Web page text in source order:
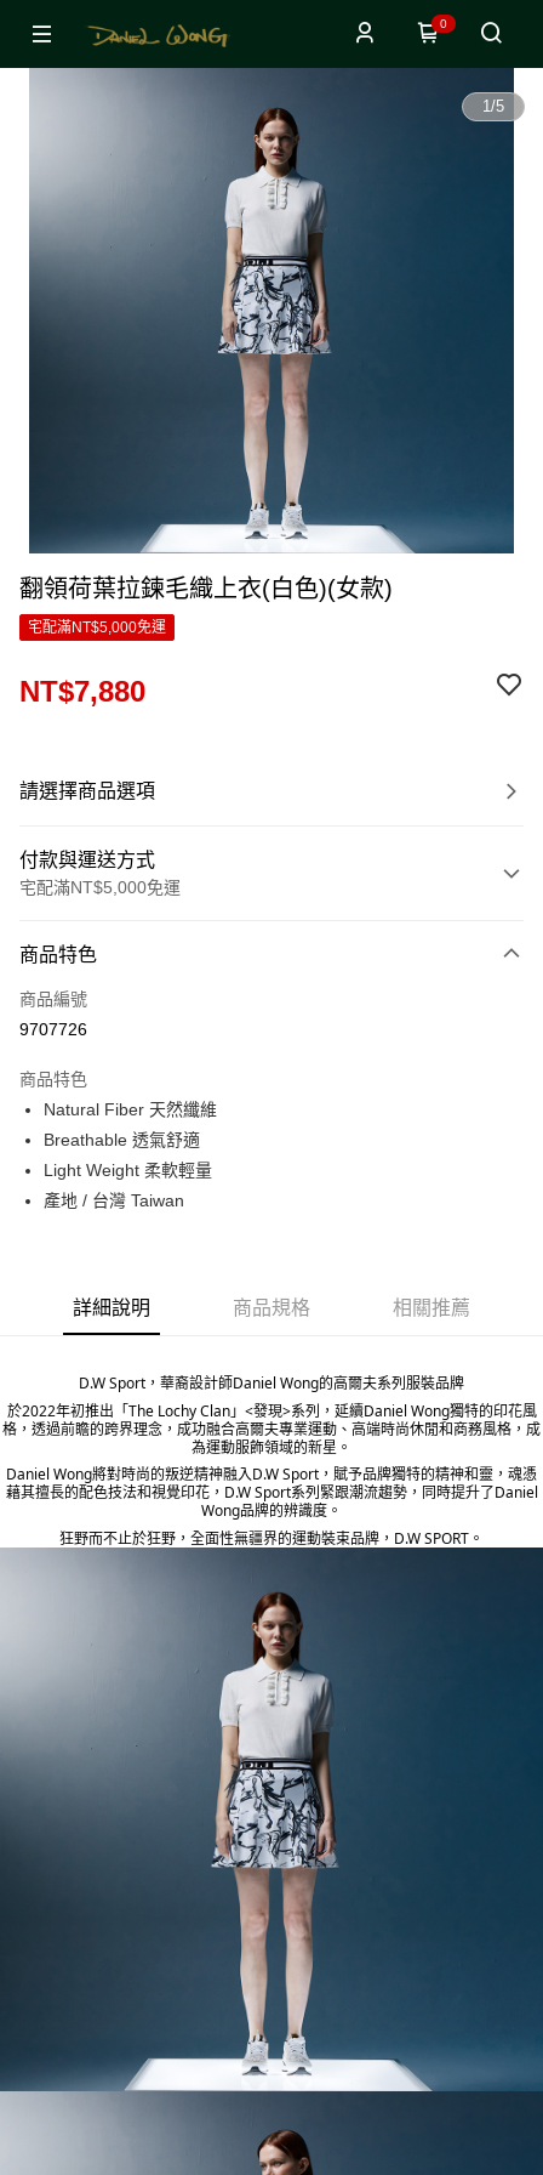
0
1/5
翻領荷葉拉鍊毛織上衣(白色)(女款)
宅配滿NT$5,000免運
NT$7,880
請選擇商品選項
付款與運送方式
宅配滿NT$5,000免運
信用卡一次付款
LINE Pay
ATM付款
運送方式
宅配
每筆NT$120，滿NT$5,000(含以上)免運費
商品特色
商品編號
9707726
商品特色
Natural Fiber 天然纖維
Breathable 透氣舒適
Light Weight 柔軟輕量
產地 / 台灣 Taiwan
詳細說明 商品規格 相關推薦
D.W Sport，華裔設計師Daniel Wong的高爾夫系列服裝品牌
於2022年初推出「The Lochy Clan」<發現>系列，延續Daniel Wong獨特的印花風
格，透過前瞻的跨界理念，成功融合高爾夫專業運動、高端時尚休閒和商務風格，成
為運動服飾領域的新星。
Daniel Wong將對時尚的叛逆精神融入D.W Sport，賦予品牌獨特的精神和靈，魂憑
藉其擅長的配色技法和視覺印花，D.W Sport系列緊跟潮流趨勢，同時提升了Daniel
Wong品牌的辨識度。
狂野而不止於狂野，全面性無疆界的運動裝束品牌，D.W SPORT。